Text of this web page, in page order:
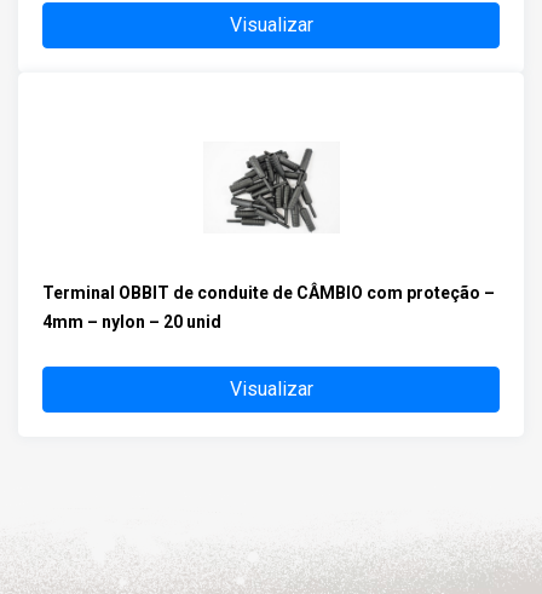
Visualizar
Terminal OBBIT de conduite de CÂMBIO com proteção –
4mm – nylon – 20 unid
Visualizar